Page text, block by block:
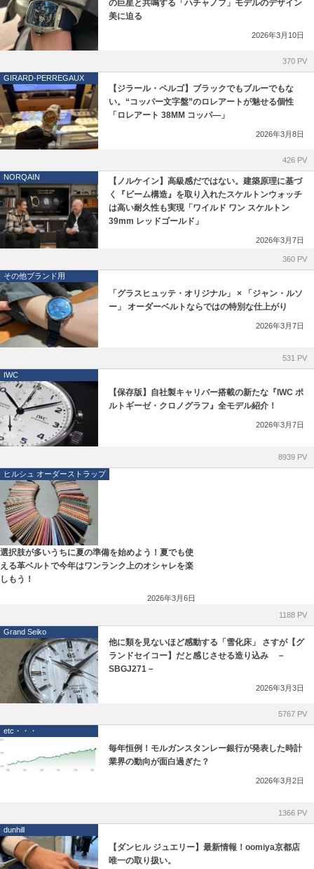
の巨星と共鳴する「ハチャノフ」モデルのデザイン
美に迫る
2026年3月10日
370 PV
GIRARD-PERREGAUX
【ジラール・ペルゴ】ブラックでもブルーでもな
い。“コッパー文字盤”のロレアートが魅せる個性
「ロレアート 38MM コッパ―」
2026年3月8日
426 PV
NORQAIN
【ノルケイン】高級感だではない。建築原理に基づ
く『ビーム構造』を取り入れたスケルトンウォッチ
は高い耐久性も実現「ワイルド ワン スケルトン
39mm レッドゴールド」
2026年3月7日
360 PV
その他ブランド用
「グラスヒュッテ・オリジナル」 × 「ジャン・ルソ
ー」 オーダーベルトならではの特別な仕上がり
2026年3月7日
531 PV
IWC
【保存版】自社製キャリバー搭載の新たな『IWC ポ
ルトギーゼ・クロノグラフ』全モデル紹介！
2026年3月7日
8939 PV
ヒルシュ オーダーストラップ
選択肢が多いうちに夏の準備を始めよう！夏でも使
える革ベルトで今年はワンランク上のオシャレを楽
しもう！
2026年3月6日
1188 PV
Grand Seiko
他に類を見ないほど感動する「雪化床」 さすが【グ
ランドセイコー】だと感じさせる造り込み －
SBGJ271－
2026年3月3日
5767 PV
etc・・・
毎年恒例！モルガンスタンレー銀行が発表した時計
業界の動向が面白過ぎた？
2026年3月2日
1366 PV
dunhill
【ダンヒル ジュエリー】最新情報！oomiya京都店
唯一の取り扱い。
NORQAIN
PANERAI
ROGER DUBUIS
TUDOR
ZENITH
FOPE
Loree Rodkin
ジャン・ルソー オーダーストラップ
取り扱い終了ブランド